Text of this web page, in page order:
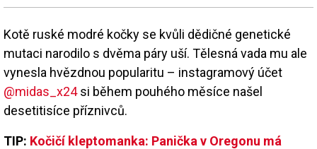
Kotě ruské modré kočky se kvůli dědičné genetické
mutaci narodilo s dvěma páry uší. Tělesná vada mu ale
vynesla hvězdnou popularitu – instagramový účet
@midas_x24si během pouhého měsíce našel
desetitisíce příznivců.
TIP: Kočičí kleptomanka: Panička v Oregonu má